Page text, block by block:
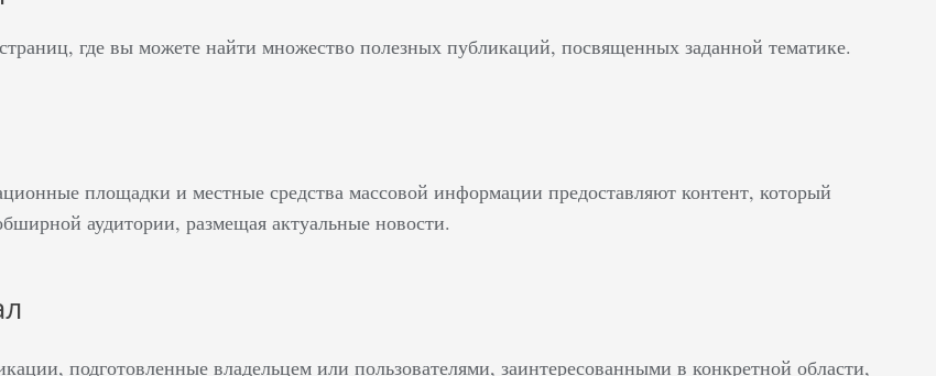
где вы можете найти множество полезных публикаций, посвященных заданной тематике.
площадки и местные средства массовой информации предоставляют контент, который
аудитории, размещая актуальные новости.
подготовленные владельцем или пользователями, заинтересованными в конкретной области,